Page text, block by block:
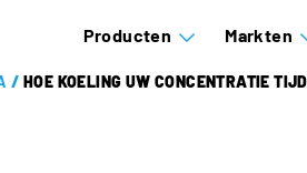
Producten Markten
/ HOE KOELING UW CONCENTRATIE